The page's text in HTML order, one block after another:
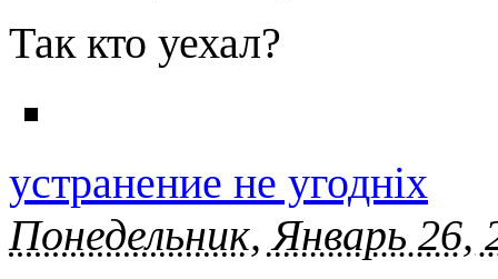
Так кто уехал?
устранение не угодніх
Понедельник, Январь